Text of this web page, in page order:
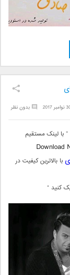
بدون نظر 2017
” با لینک مستقیم
Download
با بالاترین کیفیت در
کنید “